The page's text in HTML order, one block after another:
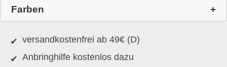
Farben
versandkostenfrei ab 49€ (D)
Anbringhilfe kostenlos dazu